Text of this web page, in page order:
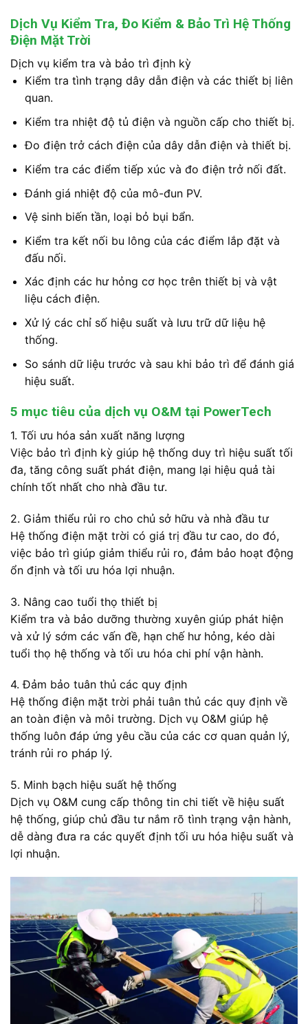
Dịch Vụ Kiểm Tra, Đo Kiểm & Bảo Trì Hệ Thống
Điện Mặt Trời
Dịch vụ kiểm tra và bảo trì định kỳ
Kiểm tra tình trạng dây dẫn điện và các thiết bị liên
quan.
Kiểm tra nhiệt độ tủ điện và nguồn cấp cho thiết bị.
Đo điện trở cách điện của dây dẫn điện và thiết bị.
Kiểm tra các điểm tiếp xúc và đo điện trở nối đất.
Đánh giá nhiệt độ của mô-đun PV.
Vệ sinh biến tần, loại bỏ bụi bẩn.
Kiểm tra kết nối bu lông của các điểm lắp đặt và
đấu nối.
Xác định các hư hỏng cơ học trên thiết bị và vật
liệu cách điện.
Xử lý các chỉ số hiệu suất và lưu trữ dữ liệu hệ
thống.
So sánh dữ liệu trước và sau khi bảo trì để đánh giá
hiệu suất.
5 mục tiêu của dịch vụ O&M tại PowerTech
1. Tối ưu hóa sản xuất năng lượng
Việc bảo trì định kỳ giúp hệ thống duy trì hiệu suất tối
đa, tăng công suất phát điện, mang lại hiệu quả tài
chính tốt nhất cho nhà đầu tư.
2. Giảm thiểu rủi ro cho chủ sở hữu và nhà đầu tư
Hệ thống điện mặt trời có giá trị đầu tư cao, do đó,
việc bảo trì giúp giảm thiểu rủi ro, đảm bảo hoạt động
ổn định và tối ưu hóa lợi nhuận.
3. Nâng cao tuổi thọ thiết bị
Kiểm tra và bảo dưỡng thường xuyên giúp phát hiện
và xử lý sớm các vấn đề, hạn chế hư hỏng, kéo dài
tuổi thọ hệ thống và tối ưu hóa chi phí vận hành.
4. Đảm bảo tuân thủ các quy định
Hệ thống điện mặt trời phải tuân thủ các quy định về
an toàn điện và môi trường. Dịch vụ O&M giúp hệ
thống luôn đáp ứng yêu cầu của các cơ quan quản lý,
tránh rủi ro pháp lý.
5. Minh bạch hiệu suất hệ thống
Dịch vụ O&M cung cấp thông tin chi tiết về hiệu suất
hệ thống, giúp chủ đầu tư nắm rõ tình trạng vận hành,
dễ dàng đưa ra các quyết định tối ưu hóa hiệu suất và
lợi nhuận.